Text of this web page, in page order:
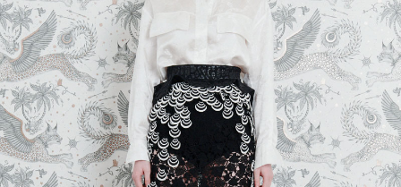
RECHERCHE
LOGIN / REGISTER
MY WISHLIST
PANIER